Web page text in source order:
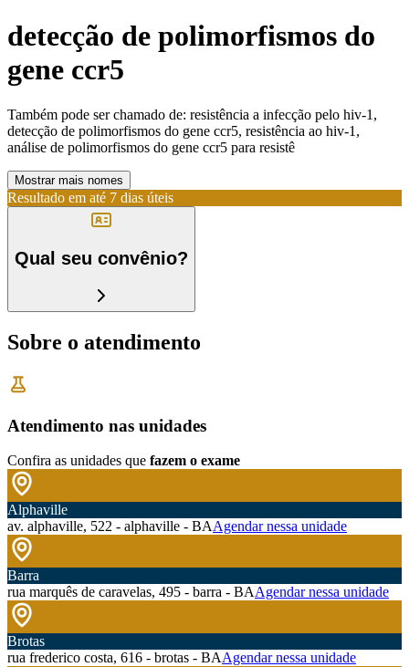
detecção de polimorfismos do
gene ccr5
Também pode ser chamado de: resistência a infecção pelo hiv-1,
detecção de polimorfismos do gene ccr5, resistência ao hiv-1,
análise de polimorfismos do gene ccr5 para resistê
Mostrar mais nomes
Resultado em até 7 dias úteis
Qual seu convênio?
Sobre o atendimento
Atendimento nas unidades
Confira as unidades que fazem o exame
Alphaville
av. alphaville, 522 - alphaville - BAAgendar nessa unidade
Barra
rua marquês de caravelas, 495 - barra - BAAgendar nessa unidade
Brotas
rua frederico costa, 616 - brotas - BAAgendar nessa unidade